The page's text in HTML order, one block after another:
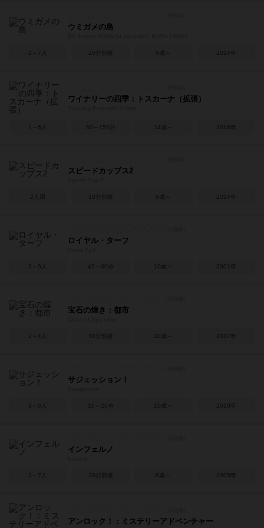
ウミガメの島
2～7人 20分前後 6歳～ 2014年
ワイナリーの四季：トスカーナ（拡張）
1～6人 60～150分 14歳～ 2016年
スピードカップス2
2人用 10分前後 6歳～ 2014年
ロイヤル・ターフ
2～6人 45～60分 10歳～ 2001年
宝石の煌き：都市
2～4人 30分前後 10歳～ 2017年
サジェッション！
3～6人 10～20分 10歳～ 2019年
インフェルノ
3～7人 20分前後 8歳～ 2005年
アンロック！：ミステリーアドベンチャー